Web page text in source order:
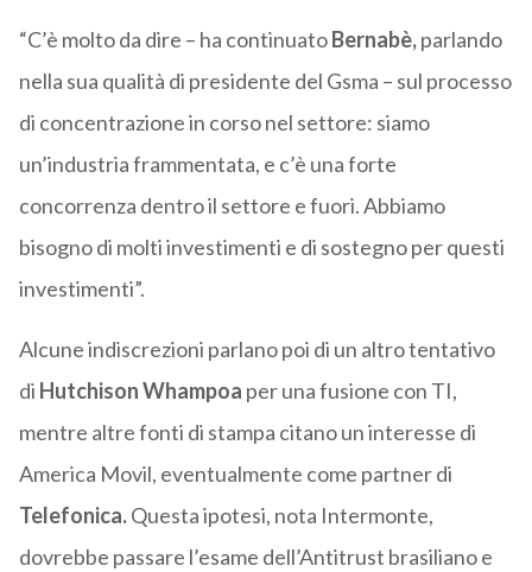
“C’è molto da dire – ha continuatoBernabè,parlando
nella sua qualità di presidente del Gsma – sul processo
di concentrazione in corso nel settore: siamo
un’industria frammentata, e c’è una forte
concorrenza dentro il settore e fuori. Abbiamo
bisogno di molti investimenti e di sostegno per questi
investimenti”.
Alcune indiscrezioni parlano poi di un altro tentativo
di Hutchison Whampoa per una fusione con TI,
mentre altre fonti di stampa citano un interesse di
America Movil, eventualmente come partner di
Telefonica.Questa ipotesi, nota Intermonte,
dovrebbe passare l’esame dell’Antitrust brasiliano e